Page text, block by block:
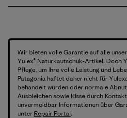
Wir bieten volle Garantie auf alle
Yulex® Naturkautschuk-Artikel. Doch
Pflege, um ihre volle Leistung und
Patagonia haftet daher nicht für
behandelt wurden oder normale
Ausbleichen sowie Risse durch
unvermeidbar Informationen über
unter Repair Portal.